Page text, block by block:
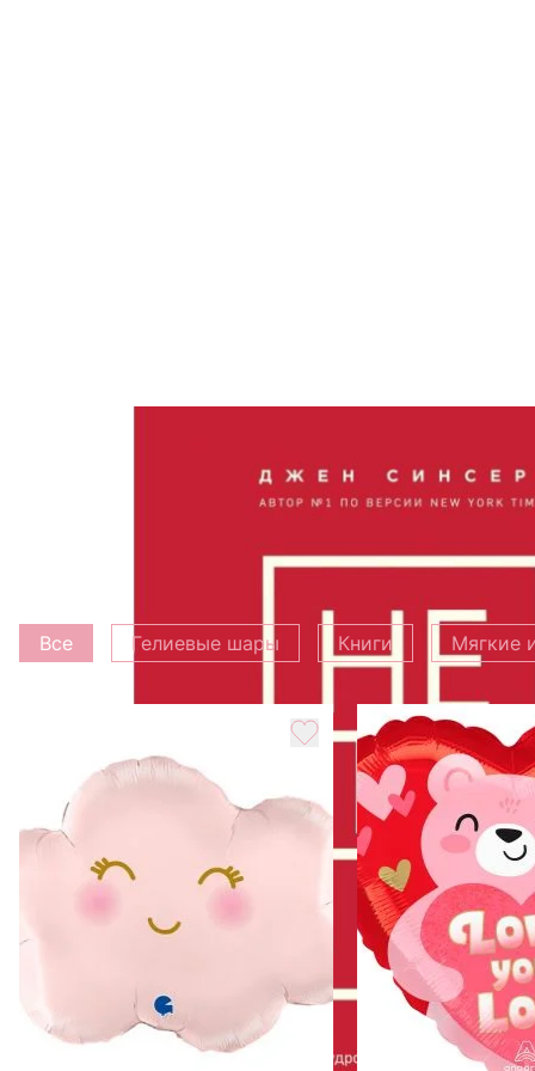
Добавить к букету
Все Гелиевые шары Книги Мягкие